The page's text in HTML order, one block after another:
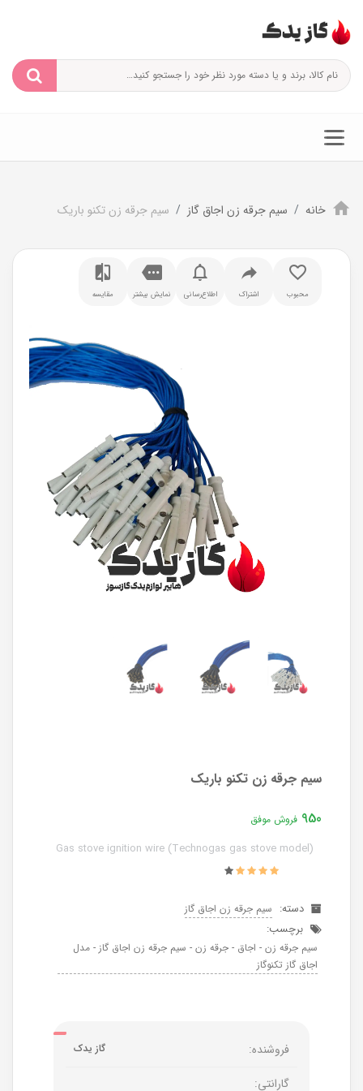
خانه سیم جرقه زن اجاق گاز سیم جرقه زن تکنو باریک
محبوب اشتراک اطلاع‌رسانی نمایش بیشتر مقایسه
سیم جرقه زن تکنو باریک
950 فروش موفق
Gas stove ignition wire (Technogas gas stove model)
دسته: سیم جرقه زن اجاق گاز
برچسب:
سیم جرقه زن - اجاق - جرقه زن - سیم جرقه زن اجاق گاز - مدل
اجاق گاز تکنوگاز
فروشنده: گاز یدک
گارانتی: